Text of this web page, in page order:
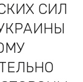
СИЛ